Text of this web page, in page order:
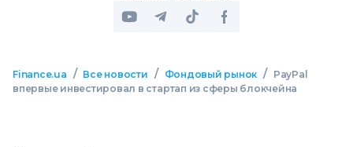
Finance.ua / Все новости / Фондовый рынок /
PayPal
впервые инвестировал в стартап из сферы блокчейна